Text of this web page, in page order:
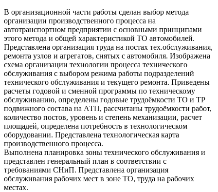
В организационной части работы сделан выбор метода
организации производственного процесса на
автотранспортном предприятии с основными принципами
этого метода и общей характеристикой ТО автомобилей.
Представлена организация труда на постах тех.обслуживания,
ремонта узлов и агрегатов, снятых с автомобиля. Изображена
схема организации технологии процесса технического
обслуживания с выбором режима работы подразделений
технического обслуживания и текущего ремонта. Приведены
расчеты годовой и сменной программы по техническому
обслуживанию, определены годовые трудоёмкости ТО и ТР
подвижного состава на АТП, рассчитаны трудоёмкости работ,
количество постов, уровень и степень механизации, расчет
площадей, определена потребность в технологическом
оборудовании. Представлена технологическая карта
производственного процесса.
Выполнена планировка зоны технического обслуживания и
представлен генеральный план в соответствии с
требованиями СНиП. Представлена организация
обслуживания рабочих мест в зоне ТО, труда на рабочих
местах.